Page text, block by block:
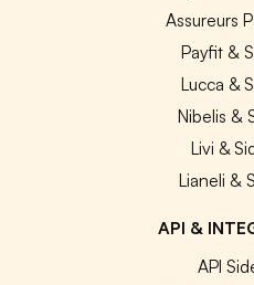
Assureurs
Payfit &
Lucca &
Nibelis &
Livi &
Lianeli &
API &
API